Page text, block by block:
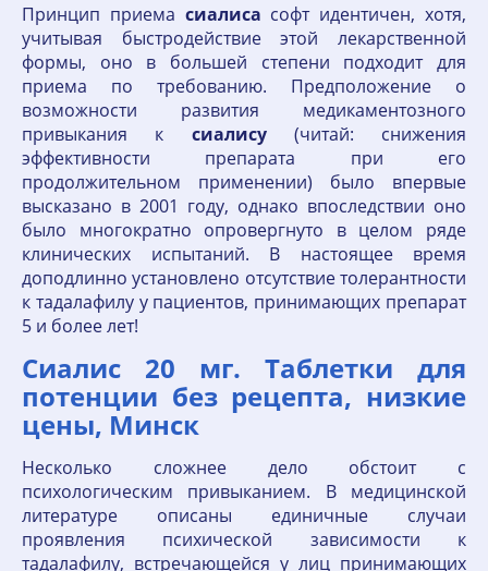
Принцип приема сиалиса софт идентичен, хотя,
учитывая быстродействие этой лекарственной
формы, оно в большей степени подходит для
приема по требованию. Предположение о
возможности развития медикаментозного
привыкания к сиалису(читай: снижения
эффективности препарата при его
продолжительном применении) было впервые
высказано в 2001 году, однако впоследствии оно
было многократно опровергнуто в целом ряде
клинических испытаний. В настоящее время
доподлинно установлено отсутствие толерантности
к тадалафилу у пациентов, принимающих препарат
5 и более лет!
Сиалис 20 мг. Таблетки для
потенции без рецепта, низкие
цены, Минск
Несколько сложнее дело обстоит с
психологическим привыканием. В медицинской
литературе описаны единичные случаи
проявления психической зависимости к
тадалафилу, встречающейся у лиц принимающих